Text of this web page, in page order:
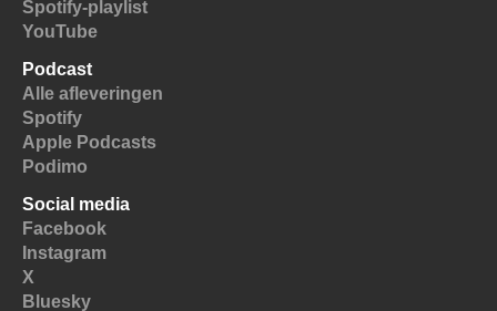
Spotify-playlist
YouTube
Podcast
Alle afleveringen
Spotify
Apple Podcasts
Podimo
Social media
Facebook
Instagram
X
Bluesky